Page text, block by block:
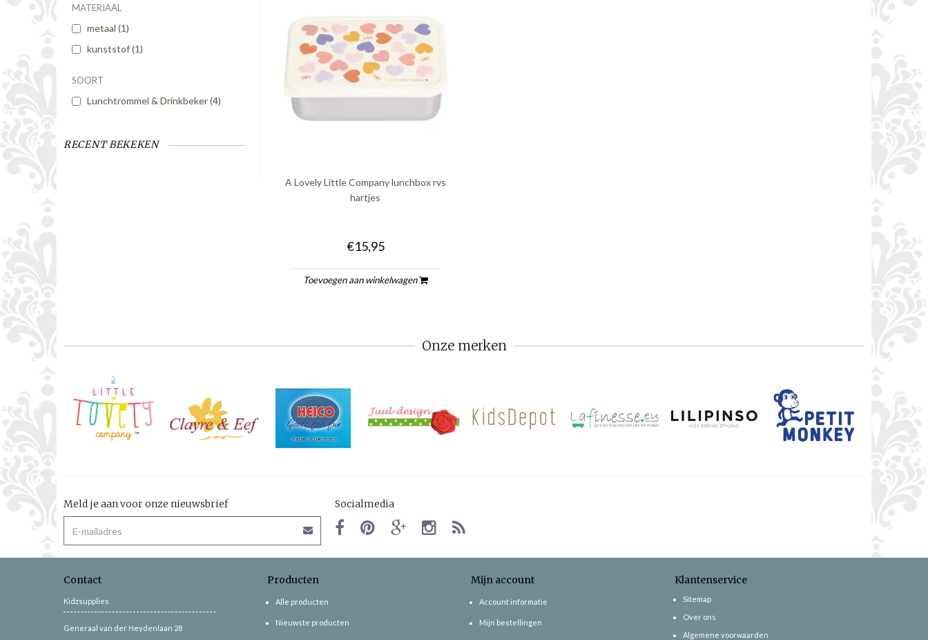
MATERIAAL
metaal (1)
kunststof(1)
SOORT
Lunchtrommel & Drinkbeker(4)
RECENT BEKEKEN
A Lovely Little Company lunchbox rvs
hartjes
€15,95
Toevoegen aan winkelwagen
Onze merken
Meld je aan voor onze nieuwsbrief Socialmedia
Contact
Kidzsupplies
Generaal van der Heydenlaan 28
Producten
Alle producten
Nieuwste producten
Mijn account
Account informatie
Mijn bestellingen
Klantenservice
Sitemap
Over ons
Algemene voorwaarden